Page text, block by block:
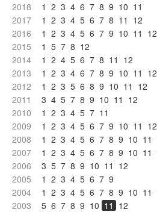
2018
1 2 3 4 6 7 8 9 10 11
2017
1 2 3 4 5 6 7 8 11 12
2016
1 2 3 4 5 6 7 9 10 11 12
2015
1 5 7 8 12
2014
1 2 4 5 6 7 8 11 12
2013
1 2 3 4 6 7 8 9 10 11 12
2012
1 2 3 5 6 8 9 10 11 12
2011
3 4 5 7 8 9 10 11 12
2010
1 2 3 4 5 7 11
2009
1 2 3 4 5 6 7 9 10 11 12
2008
1 2 3 4 5 6 7 8 9 10 11
2007
1 2 3 4 5 6 7 8 9 10 11
2006
3 5 7 8 9 10 11 12
2005
1 2 3 4 5 6 7 9
2004
1 2 3 4 5 6 7 8 9 10 11
2003
5 6 7 8 9 10 11 12